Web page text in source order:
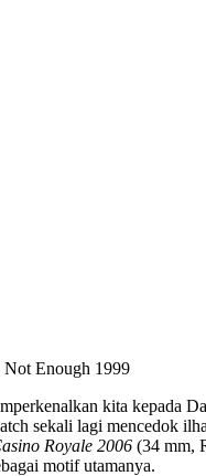
Enough 1999
kita kepada
sekali lagi mencedok
Royale 2006 (34 mm,
motif utamanya.